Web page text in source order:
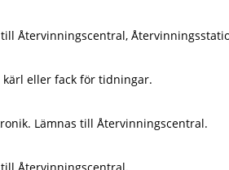
Återvinningscentral,
eller fack för tidningar.
Lämnas till Återvinningscentral.